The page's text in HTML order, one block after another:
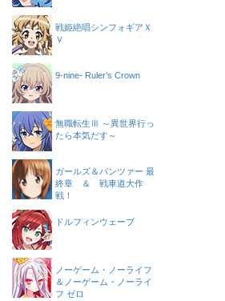
戦姫絶唱シンフォギアＸ
Ｖ
9-nine- Ruler’s Crown
無職転生Ⅲ ～異世界行っ
たら本気だす～
ガールズ＆パンツァー 最
終章 ＆ 戦車道大作
戦！
ドルフィンウェーブ
ノーゲーム・ノーライフ
＆ノーゲーム・ノーライ
フ ゼロ